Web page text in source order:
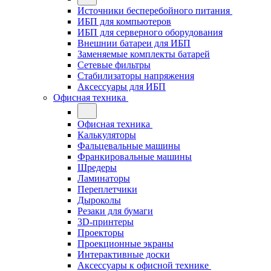
Источники бесперебойного питания
ИБП для компьютеров
ИБП для серверного оборудования
Внешнии батареи для ИБП
Заменяемые комплекты батарей
Сетевые фильтры
Стабилизаторы напряжения
Аксессуары для ИБП
Офисная техника
Офисная техника
Калькуляторы
Фальцевальные машины
Франкировальные машины
Шредеры
Ламинаторы
Переплетчики
Дыроколы
Резаки для бумаги
3D-принтеры
Проекторы
Проекционные экраны
Интерактивные доски
Аксессуары к офисной технике